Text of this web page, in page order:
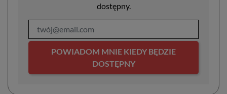
dostępny.
POWIADOM MNIE KIEDY BĘDZIE
DOSTĘPNY